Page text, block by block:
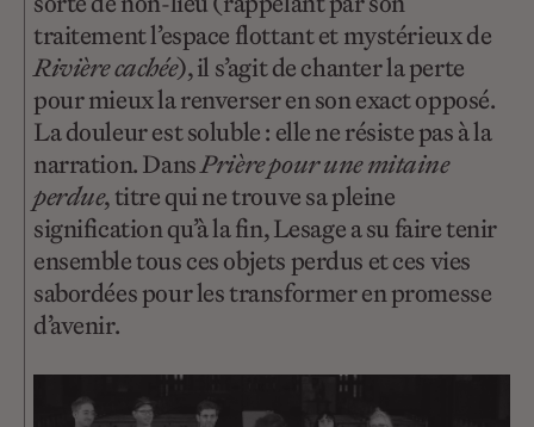
traitement l’espace flottant et mystérieux de
Rivière cachée), il s’agit de chanter la perte
pour mieux la renverser en son exact opposé.
La douleur est soluble : elle ne résiste pas à la
narration. DansPrière pour une mitaine
perdue, titre qui ne trouve sa pleine
signification qu’à la fin, Lesage a su faire tenir
ensemble tous ces objets perdus et ces vies
sabordées pour les transformer en promesse
d’avenir.